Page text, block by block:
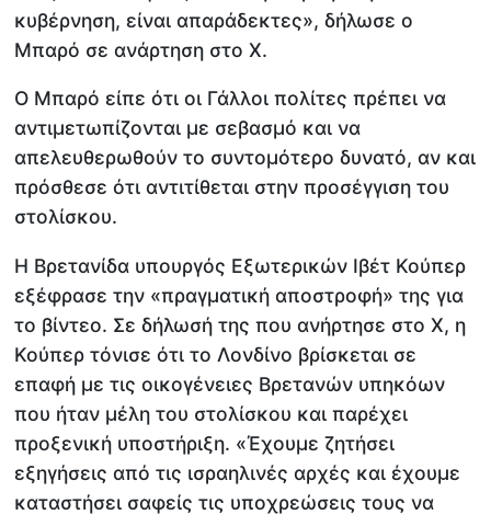
κυβέρνηση, είναι απαράδεκτες», δήλωσε ο
Μπαρό σε ανάρτηση στο X.
Ο Μπαρό είπε ότι οι Γάλλοι πολίτες πρέπει να
αντιμετωπίζονται με σεβασμό και να
απελευθερωθούν το συντομότερο δυνατό, αν και
πρόσθεσε ότι αντιτίθεται στην προσέγγιση του
στολίσκου.
Η Βρετανίδα υπουργός Εξωτερικών Ιβέτ Κούπερ
εξέφρασε την «πραγματική αποστροφή» της για
το βίντεο. Σε δήλωσή της που ανήρτησε στο X, η
Κούπερ τόνισε ότι το Λονδίνο βρίσκεται σε
επαφή με τις οικογένειες Βρετανών υπηκόων
που ήταν μέλη του στολίσκου και παρέχει
προξενική υποστήριξη. «Έχουμε ζητήσει
εξηγήσεις από τις ισραηλινές αρχές και έχουμε
καταστήσει σαφείς τις υποχρεώσεις τους να